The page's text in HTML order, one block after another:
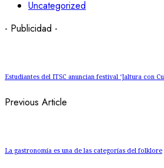
Uncategorized
- Publicidad -
Estudiantes del ITSC anuncian festival ‘Jaltura con
Previous Article
La gastronomía es una de las categorías del folklore